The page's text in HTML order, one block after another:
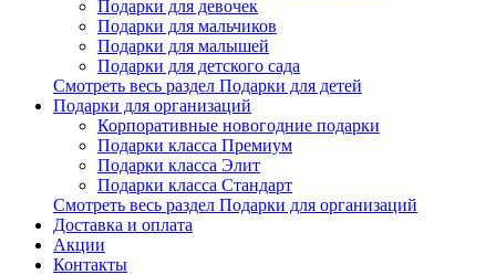
Подарки для девочек
Подарки для мальчиков
Подарки для малышей
Подарки для детского сада
Смотреть весь раздел Подарки для детей
Подарки для организаций
Корпоративные новогодние подарки
Подарки класса Премиум
Подарки класса Элит
Подарки класса Стандарт
Смотреть весь раздел Подарки для организаций
Доставка и оплата
Акции
Контакты